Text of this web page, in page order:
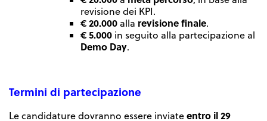
revisione dei KPI.
€ 20.000 alla revisione finale.
€ 5.000 in seguito alla partecipazione al
Demo Day.
Termini di partecipazione
Le candidature dovranno essere inviateentro il 29